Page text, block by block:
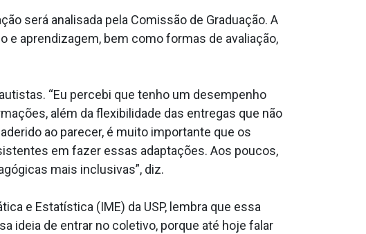
será analisada pela Comissão de Graduação. A
aprendizagem, bem como formas de avaliação,
“Eu percebi que tenho um desempenho
além da flexibilidade das entregas que não
ao parecer, é muito importante que os
em fazer essas adaptações. Aos poucos,
mais inclusivas”, diz.
e Estatística (IME) da USP, lembra que essa
ideia de entrar no coletivo, porque até hoje falar